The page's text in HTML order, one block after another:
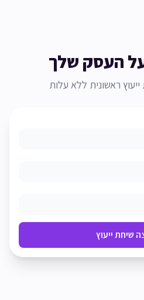
העסק שלך
ראשונית ללא עלות
שיחת ייעוץ